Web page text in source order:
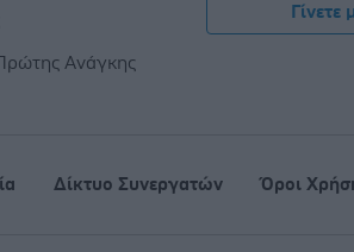
Ανάγκης
Γίνετε
Δίκτυο Συνεργατών Όροι